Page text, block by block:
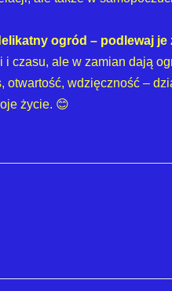
ogród – podlewaj je
czasu, ale w zamian dają
wdzięczność –
życie. 😊